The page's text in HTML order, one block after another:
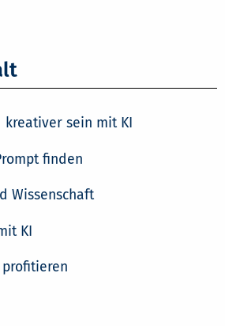
sein mit KI
finden
Wissenschaft
KI
profitieren